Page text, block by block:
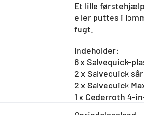
Et lille
eller puttes i
fugt.
Indeholder:
6 x Salvequick-
2 x Salvequick
2 x Salvequick
1 x Cederroth 4-